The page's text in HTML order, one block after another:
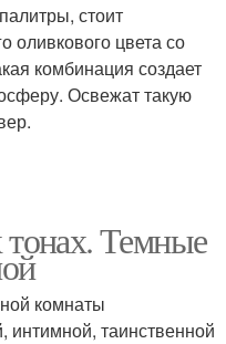
стоит
оливкового цвета со
комбинация создает
Освежат такую
Темные
комнаты
интимной, таинственной